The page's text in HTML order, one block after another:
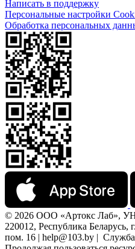
Написать в поддержку
Персональные настройки
Обработка персональных
© 2026 ООО «Артокс Лаб»,
220012, Республика
пом. 16 | help@103.by |